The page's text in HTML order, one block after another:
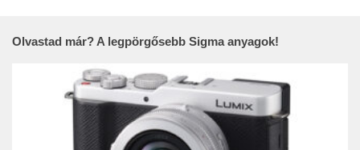
Olvastad már? A legpörgősebb Sigma anyagok!